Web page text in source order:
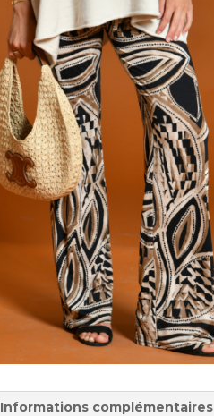
Informations complémentaires